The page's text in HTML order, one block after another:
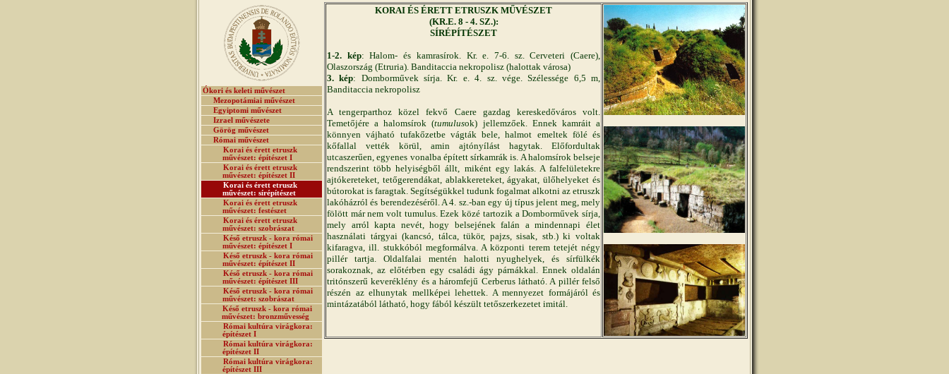
Ókori és keleti művészet
Mezopotámiai művészet
Egyiptomi művészet
Izrael művészete
Görög művészet
Római művészet
Korai és érett etruszk
művészet: építészet I
Korai és érett etruszk
művészet: építészet II
Korai és érett etruszk
művészet: sírépítészet
Korai és érett etruszk
művészet: festészet
Korai és érett etruszk
művészet: szobrászat
Késő etruszk - kora római
művészet: építészet I
Késő etruszk - kora római
művészet: építészet II
Késő etruszk - kora római
művészet: építészet III
Késő etruszk - kora római
művészet: szobrászat
Késő etruszk - kora római
művészet: bronzművesség
Római kultúra virágkora:
építészet I
Római kultúra virágkora:
építészet II
Római kultúra virágkora:
építészet III
KORAI ÉS ÉRETT ETRUSZK MŰVÉSZET
(KR.E. 8 - 4. SZ.):
SÍRÉPÍTÉSZET
1-2. kép: Halom- és kamrasírok. Kr. e. 7-6. sz. Cerveteri (Caere),
Olaszország (Etruria). Banditaccia nekropolisz (halottak városa)
3. kép: Domborművek sírja. Kr. e. 4. sz. vége. Szélessége 6,5 m,
Banditaccia nekropolisz
A tengerparthoz közel fekvő Caere gazdag kereskedőváros volt.
Temetőjére a halomsírok (tumulusok) jellemzőek. Ennek kamráit a
könnyen vájható tufakőzetbe vágták bele, halmot emeltek fölé és
kőfallal vették körül, amin ajtónyílást hagytak. Előfordultak
utcaszerűen, egyenes vonalba épített sírkamrák is. A halomsírok belseje
rendszerint több helyiségből állt, miként egy lakás. A falfelületekre
ajtókereteket, tetőgerendákat, ablakkereteket, ágyakat, ülőhelyeket és
bútorokat is faragtak. Segítségükkel tudunk fogalmat alkotni az etruszk
lakóházról és berendezéséről. A 4. sz.-ban egy új típus jelent meg, mely
fölött már nem volt tumulus. Ezek közé tartozik a Domborművek sírja,
mely arról kapta nevét, hogy belsejének falán a mindennapi élet
használati tárgyai (kancsó, tálca, tükör, pajzs, sisak, stb.) ki voltak
kifaragva, ill. stukkóból megformálva. A központi terem tetejét négy
pillér tartja. Oldalfalai mentén halotti nyughelyek, és sírfülkék
sorakoznak, az előtérben egy családi ágy párnákkal. Ennek oldalán
tritónszerű keveréklény és a háromfejű Cerberus látható. A pillér felső
részén az elhunytak mellképei lehettek. A mennyezet formájáról és
mintázatából látható, hogy fából készült tetőszerkezetet imitál.